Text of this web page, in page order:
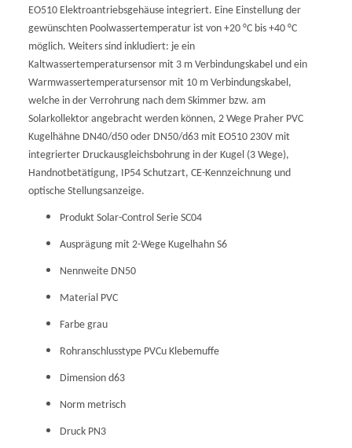
EO510 Elektroantriebsgehäuse integriert. Eine Einstellung der
gewünschten Poolwassertemperatur ist von +20 °C bis +40 °C
möglich. Weiters sind inkludiert: je ein
Kaltwassertemperatursensor mit 3 m Verbindungskabel und ein
Warmwassertemperatursensor mit 10 m Verbindungskabel,
welche in der Verrohrung nach dem Skimmer bzw. am
Solarkollektor angebracht werden können, 2 Wege Praher PVC
Kugelhähne DN40/d50 oder DN50/d63 mit EO510 230V mit
integrierter Druckausgleichsbohrung in der Kugel (3 Wege),
Handnotbetätigung, IP54 Schutzart, CE-Kennzeichnung und
optische Stellungsanzeige.
Produkt Solar-Control Serie SC04
Ausprägung mit 2-Wege Kugelhahn S6
Nennweite DN50
Material PVC
Farbe grau
Rohranschlusstype PVCu Klebemuffe
Dimension d63
Norm metrisch
Druck PN3